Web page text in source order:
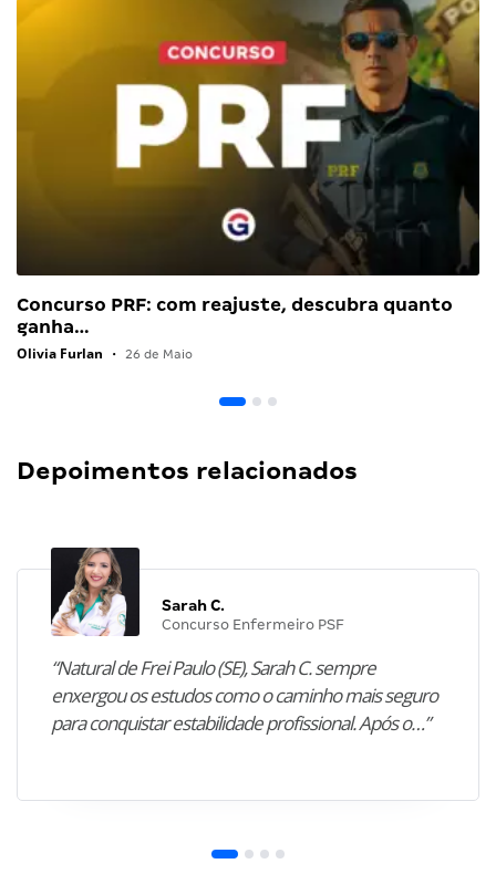
Concurso PRF: com reajuste, descubra quanto
ganha…
Olivia Furlan • 26 de Maio
Depoimentos relacionados
Sarah C.
Concurso Enfermeiro PSF
“Natural de Frei Paulo (SE), Sarah C. sempre
enxergou os estudos como o caminho mais seguro
para conquistar estabilidade profissional. Após o…”